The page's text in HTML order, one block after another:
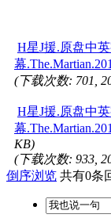
H星J援.原盘中
幕
(下载次数: 701,
H星J援.原盘中
幕
KB)
(下载次数: 933,
倒序浏览 共有0条